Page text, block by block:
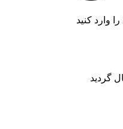
وارد کنید
گردید